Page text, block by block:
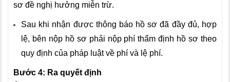
sơ đề nghị hưởng miễn trừ.
Sau khi nhận được thông báo hồ sơ đã đầy đủ, hợp
lệ, bên nộp hồ sơ phải nộp phí thẩm định hồ sơ theo
quy định của pháp luật về phí và lệ phí.
Bước 4: Ra quyết định